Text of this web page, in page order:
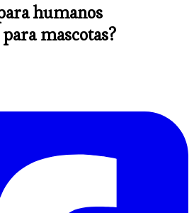
humanos
mascotas?